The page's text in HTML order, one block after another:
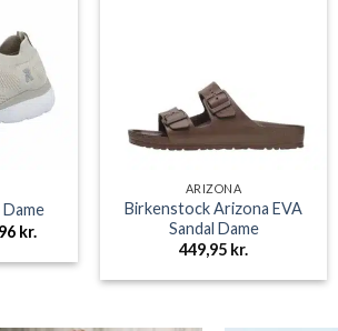
kr.
pris
ARIZONA
Birkenstock Arizona EVA
Sandal Dame
449,95 kr.